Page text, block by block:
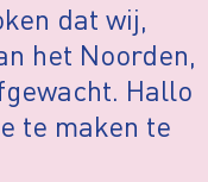
dat wij,
het Noorden,
Hallo
te maken te